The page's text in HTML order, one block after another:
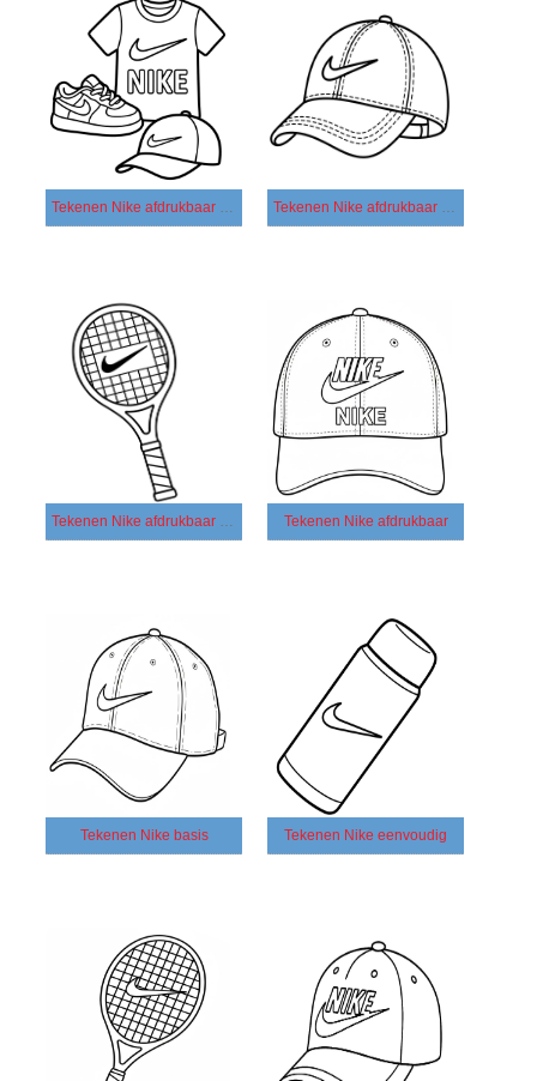
Tekenen Nike afdrukbaar eenvoudig Tekenen Nike afdrukbaar simpel
Tekenen Nike afdrukbaar voor kinderen Tekenen Nike afdrukbaar
Tekenen Nike basis Tekenen Nike eenvoudig